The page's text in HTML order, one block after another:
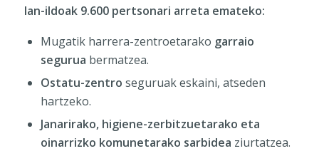
lan-ildoak 9.600 pertsonari arreta emateko:
Mugatik harrera-zentroetarako garraio
segurua bermatzea.
Ostatu-zentro seguruak eskaini, atseden
hartzeko.
Janarirako, higiene-zerbitzuetarako eta
oinarrizko komunetarako sarbidea ziurtatzea.